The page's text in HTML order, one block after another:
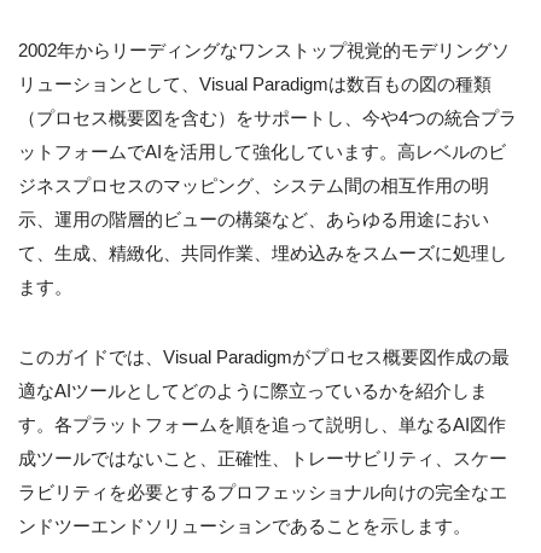
2002年からリーディングなワンストップ視覚的モデリングソ
リューションとして、Visual Paradigmは数百もの図の種類
（プロセス概要図を含む）をサポートし、今や4つの統合プラ
ットフォームでAIを活用して強化しています。高レベルのビ
ジネスプロセスのマッピング、システム間の相互作用の明
示、運用の階層的ビューの構築など、あらゆる用途におい
て、生成、精緻化、共同作業、埋め込みをスムーズに処理し
ます。
このガイドでは、Visual Paradigmがプロセス概要図作成の最
適なAIツールとしてどのように際立っているかを紹介しま
す。各プラットフォームを順を追って説明し、単なるAI図作
成ツールではないこと、正確性、トレーサビリティ、スケー
ラビリティを必要とするプロフェッショナル向けの完全なエ
ンドツーエンドソリューションであることを示します。